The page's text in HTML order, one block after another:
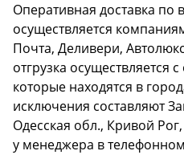
Оперативная доставка по
осуществляется
Почта, Деливери,
отгрузка осуществляется
которые находятся в
исключения составляют
Одесская обл., Кривой
у менеджера в